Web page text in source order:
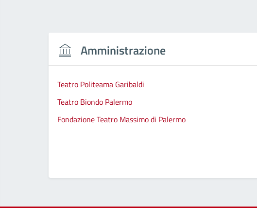
Amministrazione
Teatro Politeama Garibaldi
Teatro Biondo Palermo
Fondazione Teatro Massimo di Palermo